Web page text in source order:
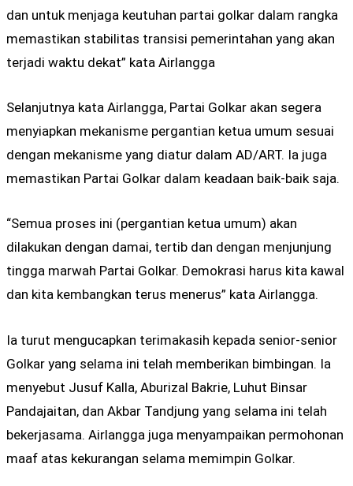
dan untuk menjaga keutuhan partai golkar dalam rangka
memastikan stabilitas transisi pemerintahan yang akan
terjadi waktu dekat” kata Airlangga
Selanjutnya kata Airlangga, Partai Golkar akan segera
menyiapkan mekanisme pergantian ketua umum sesuai
dengan mekanisme yang diatur dalam AD/ART. Ia juga
memastikan Partai Golkar dalam keadaan baik-baik saja.
“Semua proses ini (pergantian ketua umum) akan
dilakukan dengan damai, tertib dan dengan menjunjung
tingga marwah Partai Golkar. Demokrasi harus kita kawal
dan kita kembangkan terus menerus” kata Airlangga.
Ia turut mengucapkan terimakasih kepada senior-senior
Golkar yang selama ini telah memberikan bimbingan. Ia
menyebut Jusuf Kalla, Aburizal Bakrie, Luhut Binsar
Pandajaitan, dan Akbar Tandjung yang selama ini telah
bekerjasama. Airlangga juga menyampaikan permohonan
maaf atas kekurangan selama memimpin Golkar.